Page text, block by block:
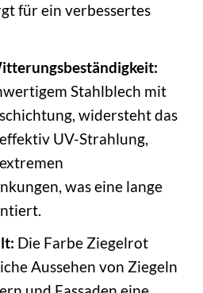
für ein verbessertes
Stahlblech mit
widersteht das
UV-Strahlung,
was eine lange
Die Farbe Ziegelrot
Aussehen von Ziegeln